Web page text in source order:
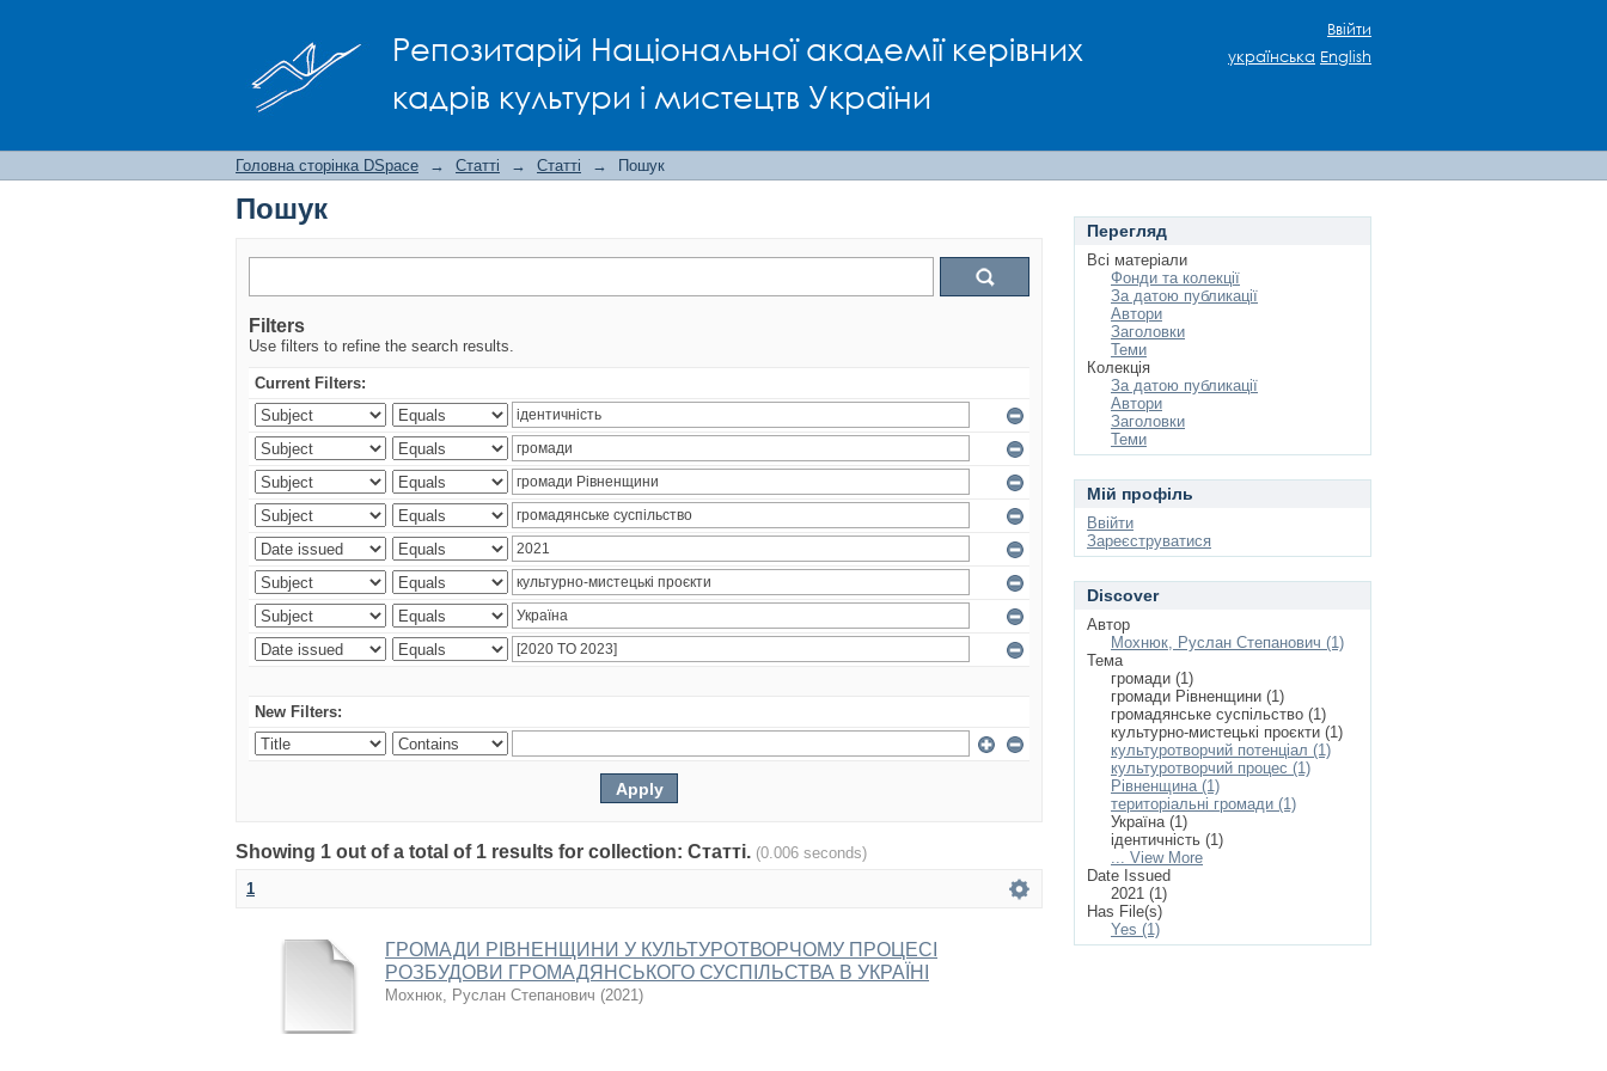
Репозитарій Національної академії керівних
кадрів культури і мистецтв України
Ввійти
українська English
Головна сторінка DSpace → Статті → Статті → Пошук
Пошук
Filters
Use filters to refine the search results.
Current Filters:
New Filters:
Showing 1 out of a total of 1 results for collection: Статті. (0.006 seconds)
1
ГРОМАДИ РІВНЕНЩИНИ У КУЛЬТУРОТВОРЧОМУ ПРОЦЕСІ
РОЗБУДОВИ ГРОМАДЯНСЬКОГО СУСПІЛЬСТВА В УКРАЇНІ
Мохнюк, Руслан Степанович (2021)
Перегляд
Всі матеріали
Фонди та колекції
За датою публикації
Автори
Заголовки
Теми
Колекція
За датою публикації
Автори
Заголовки
Теми
Мій профіль
Ввійти
Зареєструватися
Discover
Автор
Мохнюк, Руслан Степанович (1)
Тема
громади (1)
громади Рівненщини (1)
громадянське суспільство (1)
культурно-мистецькі проєкти (1)
культуротворчий потенціал (1)
культуротворчий процес (1)
Рівненщина (1)
територіальні громади (1)
Україна (1)
ідентичність (1)
... View More
Date Issued
2021 (1)
Has File(s)
Yes (1)